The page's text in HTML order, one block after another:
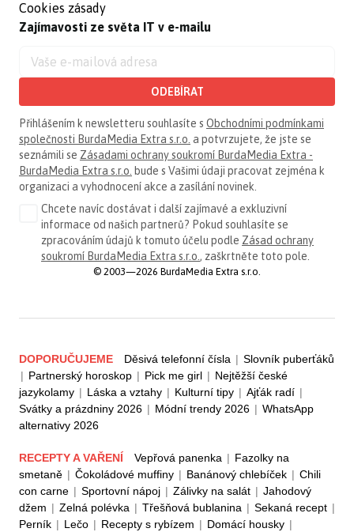
Cookies zásady
Zajímavosti ze světa IT v e-mailu
ODEBÍRAT
Přihlášením k newsletteru souhlasíte s Obchodními podmínkami
společnosti BurdaMedia Extra s.r.o. a potvrzujete, že jste se
seznámili se Zásadami ochrany soukromí BurdaMedia Extra -
BurdaMedia Extra s.r.o. bude s Vašimi údaji pracovat zejména k
organizaci a vyhodnocení akce a zasílání novinek.
Chcete navíc dostávat i další zajímavé a exkluzivní
informace od našich partnerů? Pokud souhlasíte se
zpracováním údajů k tomuto účelu podle Zásad ochrany
soukromí BurdaMedia Extra s.r.o., zaškrtněte toto pole.
© 2003—2026 BurdaMedia Extra s.r.o.
DOPORUČUJEME Děsivá telefonní čísla | Slovník puberťáků
| Partnerský horoskop | Pick me girl | Nejtěžší české
jazykolamy | Láska a vztahy | Kulturní tipy | Ajťák radí |
Svátky a prázdniny 2026 | Módní trendy 2026 | WhatsApp
alternativy 2026
RECEPTY A VAŘENÍ Vepřová panenka | Fazolky na
smetaně | Čokoládové muffiny | Banánový chlebíček | Chili
con carne | Sportovní nápoj | Zálivky na salát | Jahodový
džem | Zelná polévka | Třešňová bublanina | Sekaná recept |
Perník | Lečo | Recepty s rybízem | Domácí housky |